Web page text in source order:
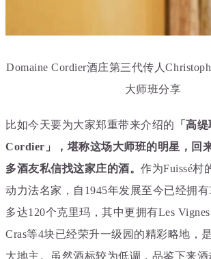
Domaine Cordier酒庄第三代传人
大师班分享
比如今天要为大家郑重带来介绍的 「高缇
Cordier 」，堪称这场大师班的明星，回
多酒友私信找这家庄的酒。作为Fuissé村
动力法名家，自1945年发展至今已经拥有
多达120个克里玛，其中更拥有Les Vignes
Cras等4块已经荣升一级园的精彩略地，
大地主。虽然酒标较为低调，品鉴下来